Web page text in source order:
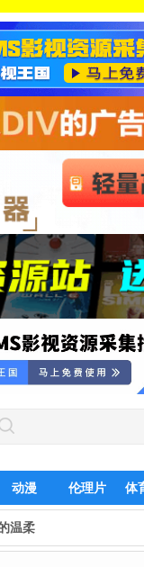
动漫 伦理片 体
温柔